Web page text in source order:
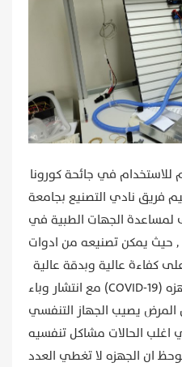
فريق نادي التصنيع بجامعة
لمساعدة الجهات الطبية في
, حيث يمكن تصنيعه من ادوات
كفاءة عالية وبدقة عالية
مع انتشار وباء (COVID-19) ظهرت الحاجه الماسة لاجهزه
المرض يصيب الجهاز التنفسي
اغلب الحالات مشاكل تنفسيه
ان الجهزه لا تغطي العدد